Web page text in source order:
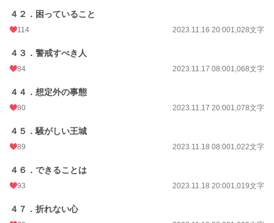
４２．困っていること
114 2023.11.16 20:001,028文字
４３．警戒すべき人
84 2023.11.17 08:001,068文字
４４．想定外の事態
80 2023.11.17 20:001,078文字
４５．騒がしい王城
89 2023.11.18 08:001,022文字
４６．できることは
93 2023.11.18 20:001,019文字
４７．折れない心